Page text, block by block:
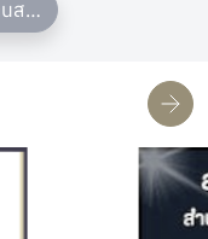
สถานะหนี้สาธารณะ